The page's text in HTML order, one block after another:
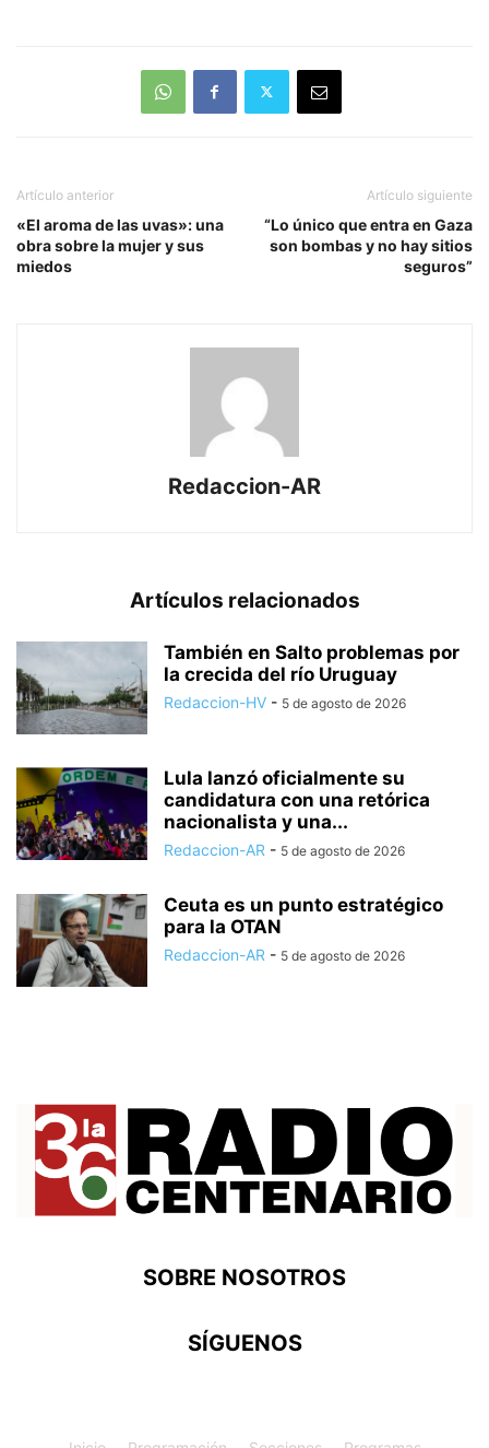
Artículo anterior
«El aroma de las uvas»: una
obra sobre la mujer y sus
miedos
Artículo siguiente
“Lo único que entra en Gaza
son bombas y no hay sitios
seguros”
Redaccion-AR
Artículos relacionados
También en Salto problemas por
la crecida del río Uruguay
Redaccion-HV - 5 de agosto de 2026
Lula lanzó oficialmente su
candidatura con una retórica
nacionalista y una...
Redaccion-AR - 5 de agosto de 2026
Ceuta es un punto estratégico
para la OTAN
Redaccion-AR - 5 de agosto de 2026
SOBRE NOSOTROS
SÍGUENOS